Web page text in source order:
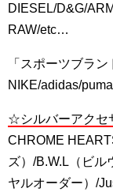
DIESEL/D&G/
RAW/etc…
「スポーツブラン
NIKE/adidas/
☆シルバーアクセ
CHROME
ズ）/B.W.L（ビル
ヤルオーダー）/